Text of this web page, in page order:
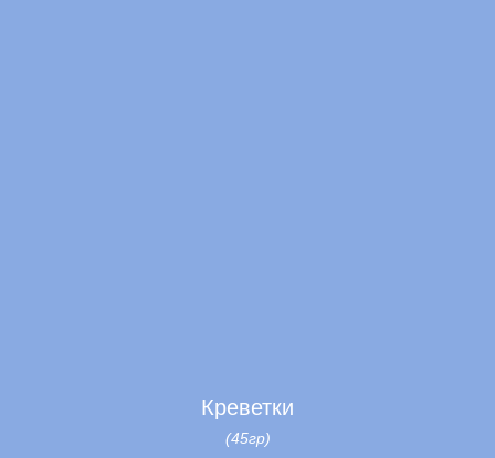
Креветки
(45гр)